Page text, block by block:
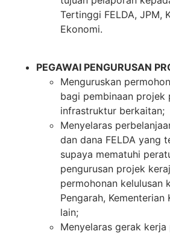
Tertinggi FELDA, JPM,
Ekonomi.
PEGAWAI PENGURUSAN
Menguruskan
bagi pembinaan projek
infrastruktur berkaitan;
Menyelaras
dan dana FELDA yang
supaya mematuhi
pengurusan projek
permohonan kelulusan
Pengarah,
lain;
Menyelaras gerak